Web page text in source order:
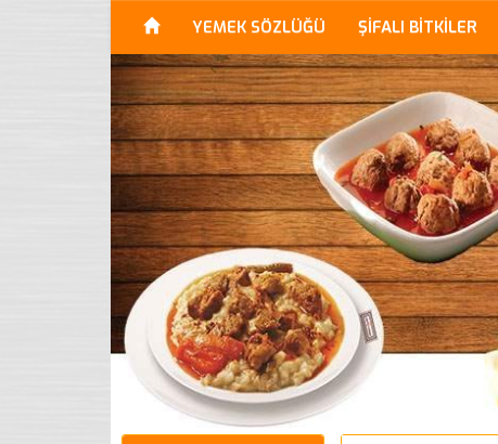
YEMEK SÖZLÜĞÜ ŞİFALI BİTKİLER